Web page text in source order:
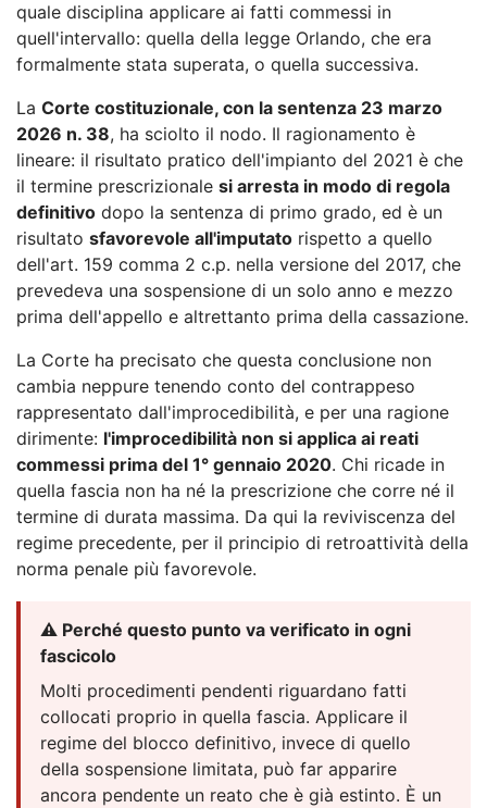
quale disciplina applicare ai fatti commessi in
quell'intervallo: quella della legge Orlando, che era
formalmente stata superata, o quella successiva.
La Corte costituzionale, con la sentenza 23 marzo
2026 n. 38, ha sciolto il nodo. Il ragionamento è
lineare: il risultato pratico dell'impianto del 2021 è che
il termine prescrizionale si arresta in modo di regola
definitivo dopo la sentenza di primo grado, ed è un
risultato sfavorevole all'imputato rispetto a quello
dell'art. 159 comma 2 c.p. nella versione del 2017, che
prevedeva una sospensione di un solo anno e mezzo
prima dell'appello e altrettanto prima della cassazione.
La Corte ha precisato che questa conclusione non
cambia neppure tenendo conto del contrappeso
rappresentato dall'improcedibilità, e per una ragione
dirimente: l'improcedibilità non si applica ai reati
commessi prima del 1° gennaio 2020. Chi ricade in
quella fascia non ha né la prescrizione che corre né il
termine di durata massima. Da qui la reviviscenza del
regime precedente, per il principio di retroattività della
norma penale più favorevole.
⚠️ Perché questo punto va verificato in ogni
fascicolo
Molti procedimenti pendenti riguardano fatti
collocati proprio in quella fascia. Applicare il
regime del blocco definitivo, invece di quello
della sospensione limitata, può far apparire
ancora pendente un reato che è già estinto. È un